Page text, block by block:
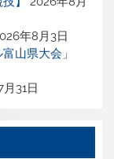
年8月3日
山県大会」
31日